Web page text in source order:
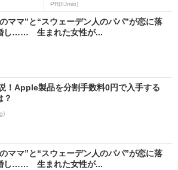
PR(IIJmio)
ママ”と“スウェーデン人のパパ”が恋に落
し…… 生まれた女性が...
！Apple製品を分割手数料0円で入手する
？
ママ”と“スウェーデン人のパパ”が恋に落
し…… 生まれた女性が...